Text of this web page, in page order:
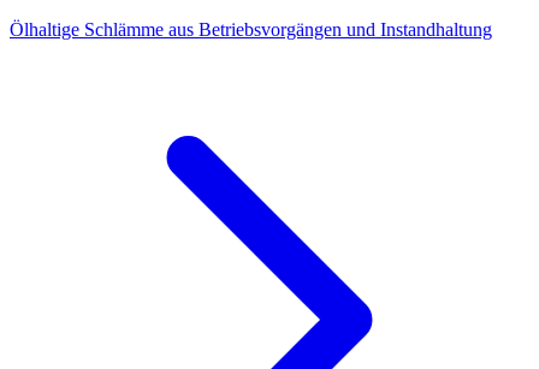
Ölhaltige Schlämme aus Betriebsvorgängen und Instandhaltung